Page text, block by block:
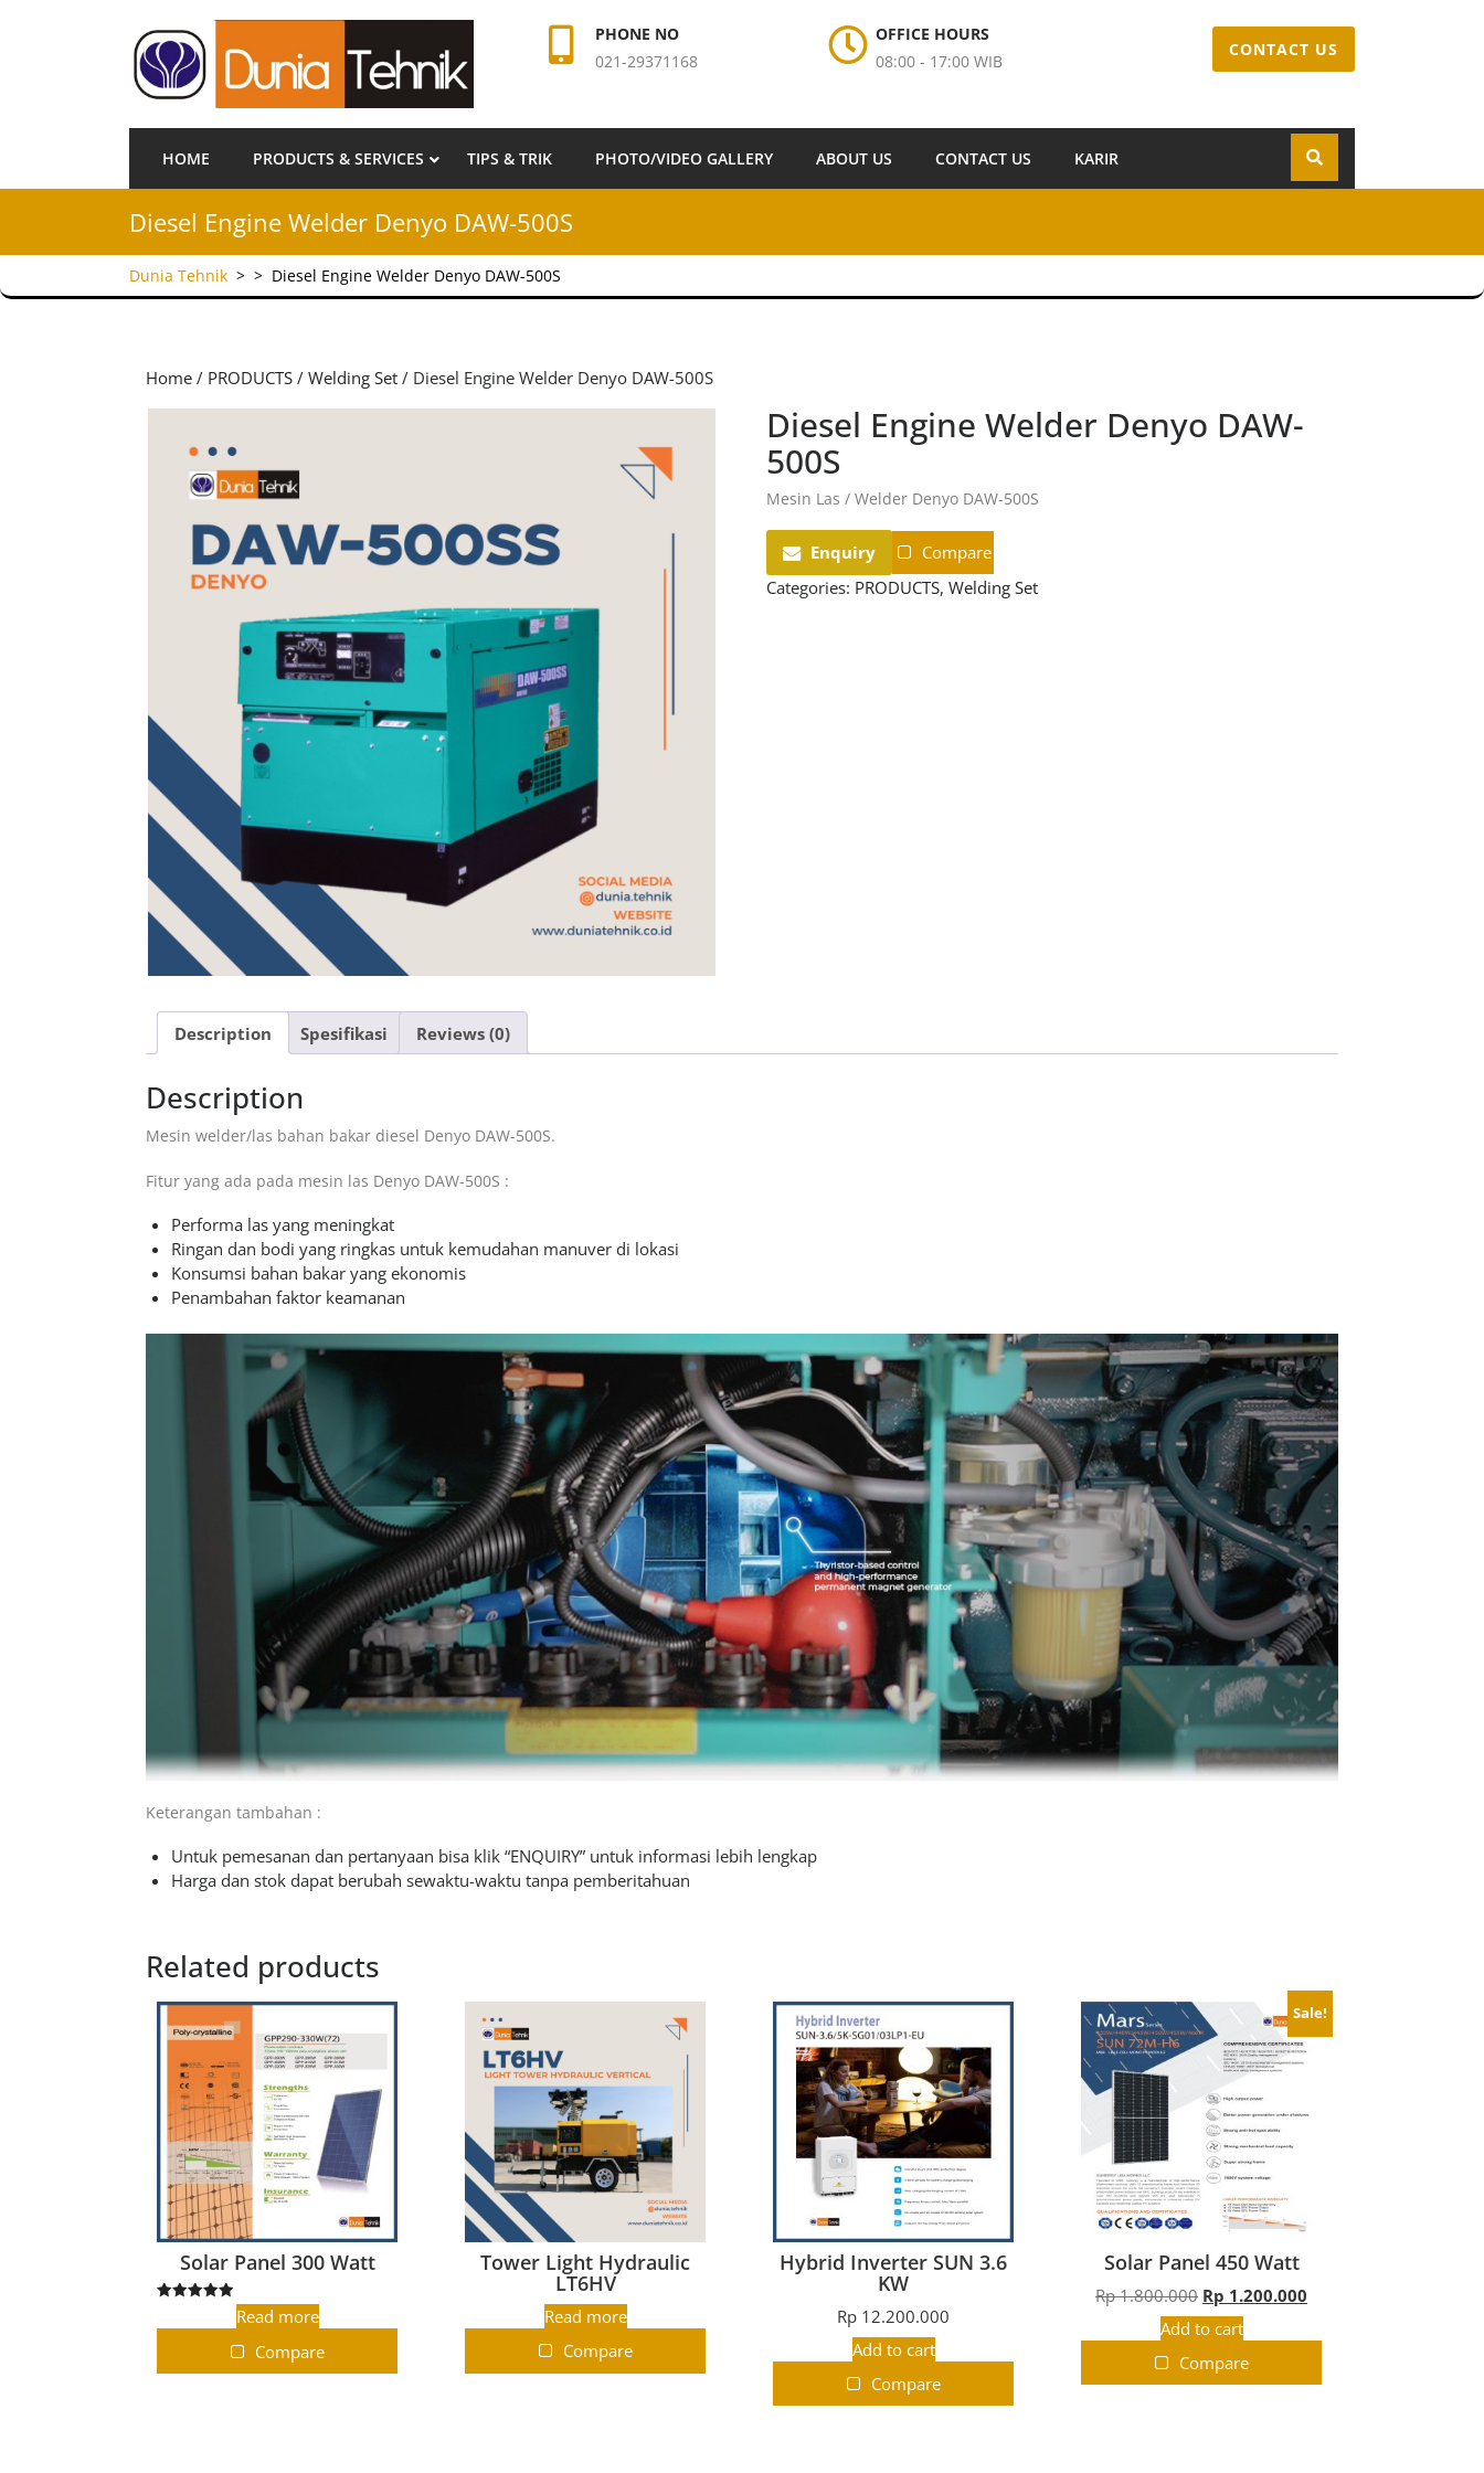
PHONE NO
021-29371168
OFFICE HOURS
08:00 - 17:00 WIB
CONTACT US
HOME PRODUCTS & SERVICES TIPS & TRIK PHOTO/VIDEO GALLERY ABOUT US CONTACT US KARIR
Diesel Engine Welder Denyo DAW-500S
Dunia Tehnik > > Diesel Engine Welder Denyo DAW-500S
Home / PRODUCTS / Welding Set / Diesel Engine Welder Denyo DAW-500S
Diesel Engine Welder Denyo DAW-
500S
Mesin Las / Welder Denyo DAW-500S
Enquiry
Compare
Categories: PRODUCTS, Welding Set
Description Spesifikasi Reviews (0)
Description
Mesin welder/las bahan bakar diesel Denyo DAW-500S.
Fitur yang ada pada mesin las Denyo DAW-500S :
Performa las yang meningkat
Ringan dan bodi yang ringkas untuk kemudahan manuver di lokasi
Konsumsi bahan bakar yang ekonomis
Penambahan faktor keamanan
Keterangan tambahan :
Untuk pemesanan dan pertanyaan bisa klik “ENQUIRY” untuk informasi lebih lengkap
Harga dan stok dapat berubah sewaktu-waktu tanpa pemberitahuan
Related products
Solar Panel 300 Watt
Read more
Compare
Tower Light Hydraulic
LT6HV
Read more
Compare
Hybrid Inverter SUN 3.6
KW
Rp 12.200.000
Add to cart
Compare
Sale!
Solar Panel 450 Watt
Rp1.800.000 Rp 1.200.000
Add to cart
Compare